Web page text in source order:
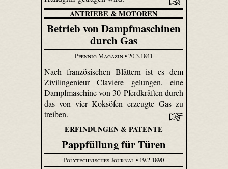
ANTRIEBE & MOTOREN
Betrieb von Dampfmaschinen
durch Gas
Pfennig Magazin• 20.3.1841
Nach französischen Blättern ist es dem
Zivilingenieur Claviere gelungen, eine
Dampfmaschine von 30 Pferd­kräften durch
das von vier Koksöfen erzeugte Gas zu
treiben.
ERFINDUNGEN & PATENTE
Pappfüllung für Türen
Polytechnisches Journal• 19.2.1890